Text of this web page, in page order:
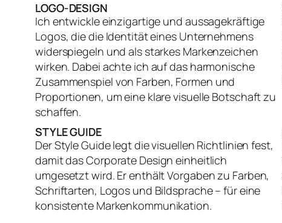
LOGO-DESIGN
Ich entwickle einzigartige und aussagekräftige
Logos, die die Identität eines Unternehmens
widerspiegeln und als starkes Markenzeichen
wirken. Dabei achte ich auf das harmonische
Zusammenspiel von Farben, Formen und
Proportionen, um eine klare visuelle Botschaft zu
schaffen.
STYLE GUIDE
Der Style Guide legt die visuellen Richtlinien fest,
damit das Corporate Design einheitlich
umgesetzt wird. Er enthält Vorgaben zu Farben,
Schriftarten, Logos und Bildsprache – für eine
konsistente Markenkommunikation.